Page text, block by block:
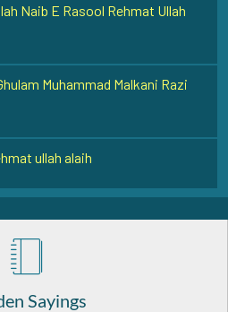
Rehmat Ullah Alaih
deen Abul Hasan Ali al-Hakkaari
Sayings